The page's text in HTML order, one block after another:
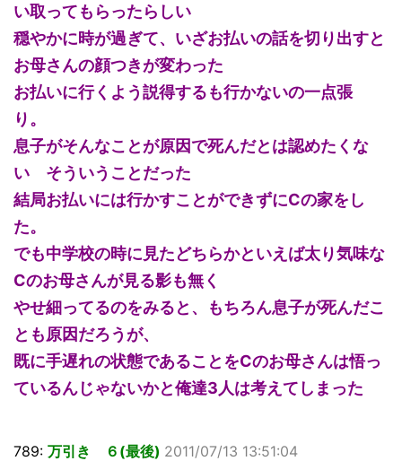
い取ってもらったらしい
穏やかに時が過ぎて、いざお払いの話を切り出すと
お母さんの顔つきが変わった
お払いに行くよう説得するも行かないの一点張
り。
息子がそんなことが原因で死んだとは認めたくな
い そういうことだった
結局お払いには行かすことができずにCの家をし
た。
でも中学校の時に見たどちらかといえば太り気味な
Cのお母さんが見る影も無く
やせ細ってるのをみると、もちろん息子が死んだこ
とも原因だろうが、
既に手遅れの状態であることをCのお母さんは悟っ
ているんじゃないかと俺達3人は考えてしまった
789: 万引き ６(最後) 2011/07/13 13:51:04